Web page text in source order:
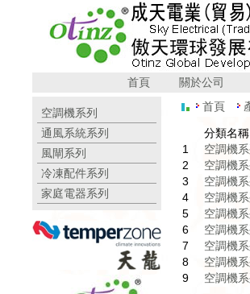
首頁 關於公司
空調機系列
通風系統系列
風閘系列
冷凍配件系列
家庭電器系列
首頁
分類名稱
1
空調機系
2
空調機系
3
空調機系
4
空調機系
5
空調機系
6
空調機系
7
空調機系
8
空調機系
9
空調機系